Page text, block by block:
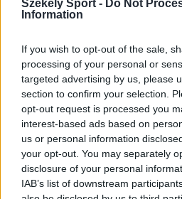
Székely Sport - Do Not
Information
If you wish to opt-out of the sale,
processing of your personal or
targeted advertising by us, please
section to confirm your selection.
opt-out request is processed you
interest-based ads based on
us or personal information
your opt-out. You may separately
disclosure of your personal
IAB’s list of downstream
2024. 02.
FC U Craiova 1948
2024. 03.
01. 20:00
Jászvásári Poli
2024. 03.
11. 20:00
Galaci Oțelul
24 ÓRA